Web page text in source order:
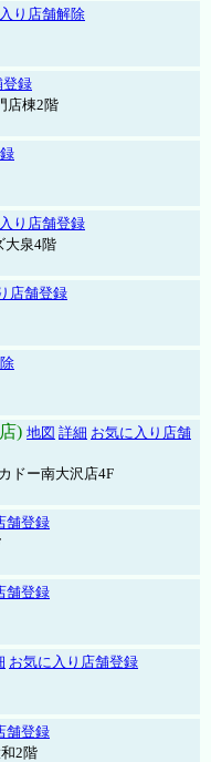
り店舗解除
登録
店棟2階
り店舗登録
大泉4階
店舗登録
) 地図 詳細 お気に入り店舗
ドー南大沢店4F
舗登録
舗登録
お気に入り店舗登録
舗登録
2階